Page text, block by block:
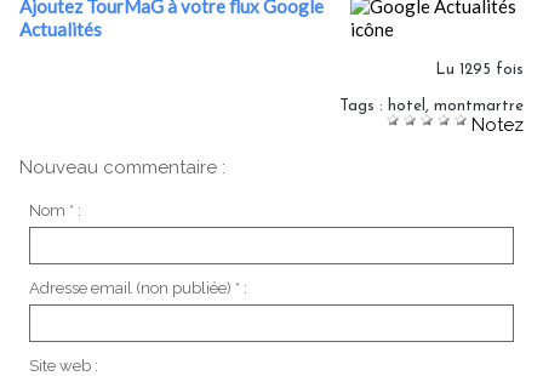
Ajoutez TourMaG à votre flux Google
Actualités
Lu 1295 fois
Tags : hotel , montmartre
Notez
Nouveau commentaire :
Nom * :
Adresse email (non publiée) * :
Site web :